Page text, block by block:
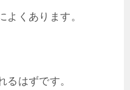
よくあります。
るはずです。